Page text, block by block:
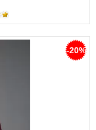
-20%